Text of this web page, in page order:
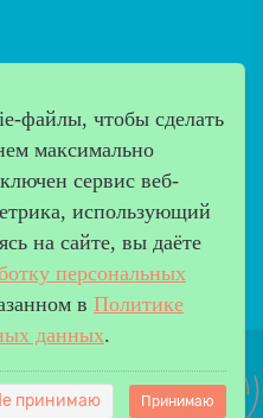
файлы, чтобы сделать
максимально
сервис веб-
использующий
на сайте, вы даёте
персональных
в Политике
данных.
принимаю Принимаю